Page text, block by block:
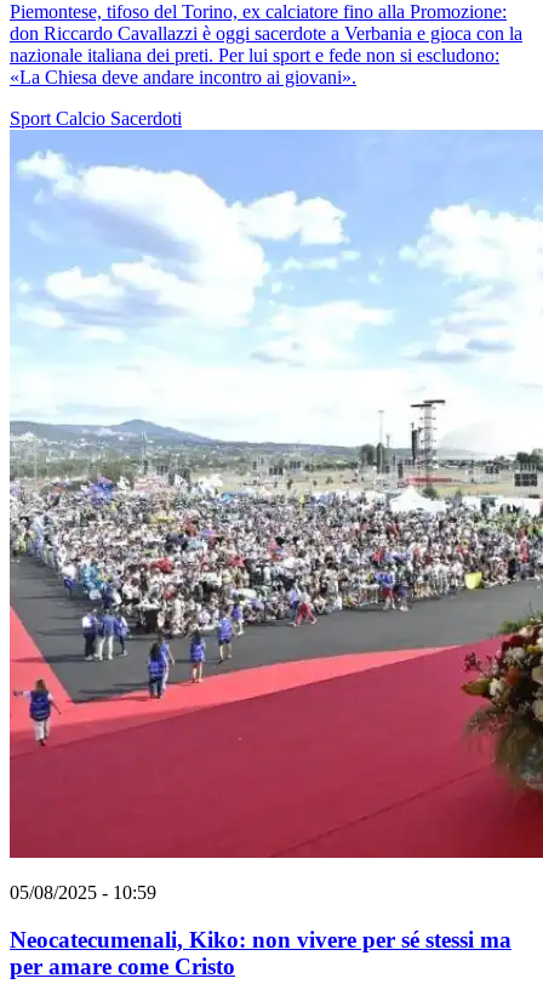
Piemontese, tifoso del Torino, ex calciatore fino alla Promozione:
don Riccardo Cavallazzi è oggi sacerdote a Verbania e gioca con la
nazionale italiana dei preti. Per lui sport e fede non si escludono:
«La Chiesa deve andare incontro ai giovani».
Sport Calcio Sacerdoti
05/08/2025 - 10:59
Neocatecumenali, Kiko: non vivere per sé stessi ma
per amare come Cristo